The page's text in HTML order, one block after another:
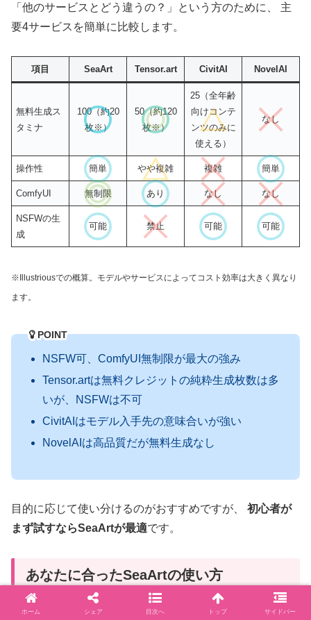
「他のサービスとどう違うの？」という方のために、 主
要4サービスを簡単に比較します。
項目 SeaArt Tensor.art CivitAI NovelAI
無料生成ス
タミナ
100（約20
枚※）
50（約120
枚※）
25（全年齢
向けコンテ
ンツのみに
使える）
なし
操作性 簡単 やや複雑 複雑 簡単
ComfyUI 無制限 あり なし なし
NSFWの生
成
可能 禁止 可能 可能
※Illustriousでの概算。モデルやサービスによってコスト効率は大きく異なり
ます。
POINT
NSFW可、ComfyUI無制限が最大の強み
Tensor.artは無料クレジットの純粋生成枚数は多
いが、NSFWは不可
CivitAIはモデル入手先の意味合いが強い
NovelAIは高品質だが無料生成なし
目的に応じて使い分けるのがおすすめですが、 初心者が
まず試すならSeaArtが最適です。
あなたに合ったSeaArtの使い方
ホーム シェア 目次へ トップ サイドバー